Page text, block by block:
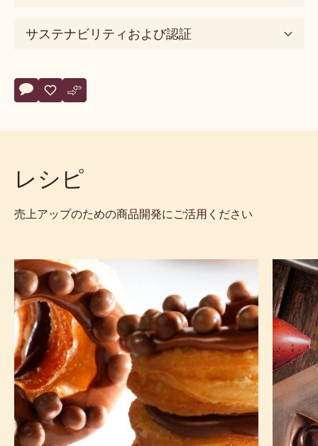
サステナビリティおよび認証
Actions
コメント
- 60-40-38
保存
- 60-40-38
比較
- 60-40-38
レシピ
売上アップのための商品開発にご活用ください
チ
ョ
コ
レ
ー
ト
ク
レ
ム
ー
の
型
抜
き
プ
ラ
リ
ネ
用
の